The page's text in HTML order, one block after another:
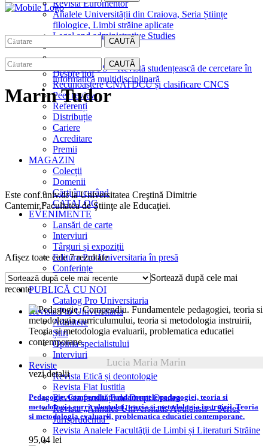
Revista Euromentor
Analele Universității din Craiova, Seria Științe
filologice, Limbi străine aplicate
Legal and administrative Studies
CreativeAPPS – Revistă studențească de cercetare în
informatică multidisciplinară
CAUTĂ
EDITURA
Despre noi
Recunoaștere CNATDCU și clasificare CNCS
Peer review
Referenți
Distribuție
Cariere
Acreditare
Premii
MAGAZIN
Colecții
Domenii
Cărţi în curând
CATALOG
EVENIMENTE
Lansări de carte
Interviuri
Târguri și expoziții
Editura Pro Universitaria în presă
Conferințe
AUTORI
PUBLICĂ CU NOI
Catalog Pro Universitaria
Revista Pro Universitaria
Admitere
Știri
Opinia specialistului
Interviuri
Reviste
Revista Etică și deontologie
Revista Fiat Iustitia
Revista facultății de Drept Oradea
Revista „Annales Universitatis Apulensis – Series
Jurisprudentia”
Revista Analele Facultăţii de Limbi și Literaturi Străine
CAUTĂ
Marin Tudor
Este conf.univ.dr la Universitatea Creştină Dimitrie
Cantemir,Facultatea de Ştiinţe ale Educaţiei.
Afișez toate cele 7 rezultateSortat
cele
recente
Sortează după cele mai
recente
Lucia Maria Marin
vezi detalii
Pedagogie. Compendiu. Fundamentele pedagogiei, teoria si
metodologia curriculumului, teoria si metodologia instruirii, Teoria
si metodologia evaluarii, problematica educatiei contemporane.
95,04 lei